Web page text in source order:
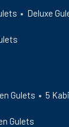
Deluxe
Gulets 5
Gulets